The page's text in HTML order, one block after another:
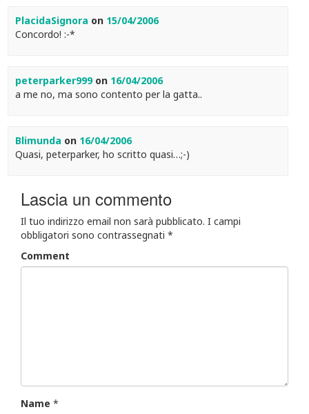
PlacidaSignora on 15/04/2006
Concordo! :-*
peterparker999on 16/04/2006
a me no, ma sono contento per la gatta..
Blimunda on 16/04/2006
Quasi, peterparker, ho scritto quasi…;-)
Lascia un commento
Il tuo indirizzo email non sarà pubblicato. I campi
obbligatori sono contrassegnati *
Comment
Name *